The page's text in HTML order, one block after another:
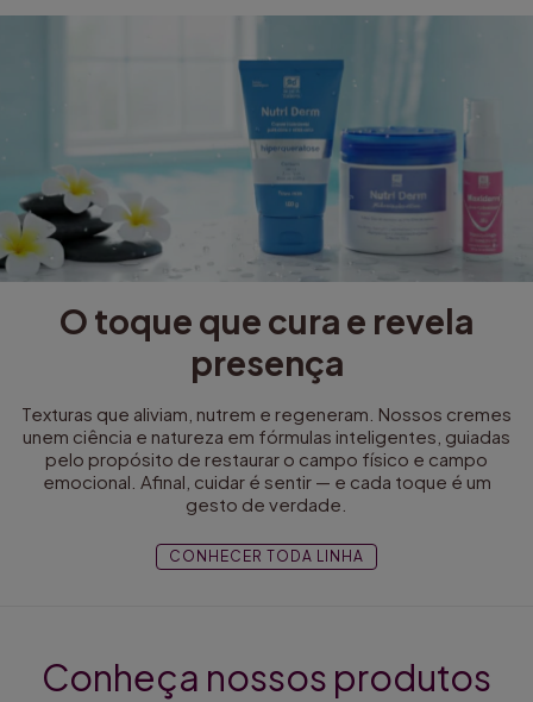
O toque que cura e revela
presença
Texturas que aliviam, nutrem e regeneram. Nossos cremes
unem ciência e natureza em fórmulas inteligentes, guiadas
pelo propósito de restaurar o campo físico e campo
emocional. Afinal, cuidar é sentir — e cada toque é um
gesto de verdade.
CONHECER TODA LINHA
Conheça nossos produtos